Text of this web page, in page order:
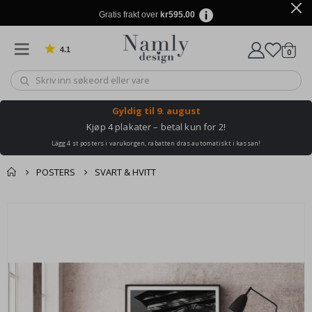
Gratis frakt over kr595.00
4.1 Basert på 1031 stemmer 0varer
Gyldig til 9. august
Kjøp 4 plakater – betal kun for 2!
Lägg 4 st posters i varukorgen, rabatten dras automatiskt i kassan!
POSTERS SVART & HVITT
bildegalleri